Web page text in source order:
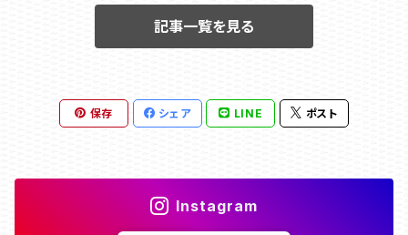
記事一覧を見る
保存 シェア LINE ポスト
Instagram